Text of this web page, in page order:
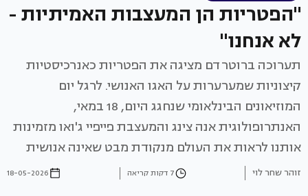
"הפטריות הן המעצבות האמיתיות -
לא אנחנו"
תערוכה ברוטרדם מציגה את הפטריות כאנרכיסטיות
קיצוניות שמערערות על האגו האנושי. לרגל יום
המוזיאונים הבינלאומי שנחגג היום, 18 במאי,
האנתרופולוגית אנה צינג והמעצבת פייפיי ג'ואו מזמינות
אותנו לראות את העולם מנקודת מבט שאינה אנושית
זוהר שחר לוי 7 דקות קריאה 18-05-2026